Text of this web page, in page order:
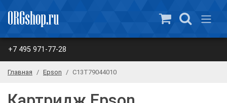
+7 495 971-77-28
Главная Epson C13T79044010